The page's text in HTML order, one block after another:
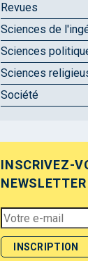
Revues
Sciences de
Sciences
Sciences
Société
INSCRIVEZ-